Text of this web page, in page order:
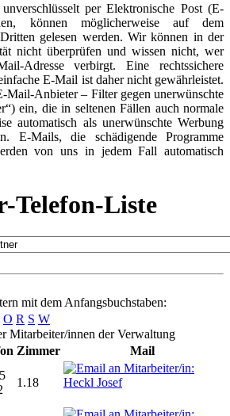
per Elektronische Post (E-
können möglicherweise auf dem
gelesen werden. Wir können in der
nicht überprüfen und wissen nicht, wer
Adresse verbirgt. Eine rechtssichere
E-Mail ist daher nicht gewährleistet.
Mail-Anbieter – Filter gegen unerwünschte
ein, die in seltenen Fällen auch normale
automatisch als unerwünschte Werbung
E-Mails, die schädigende Programme
von uns in jedem Fall automatisch
Telefon-Liste
mit dem Anfangsbuchstaben:
O R S W
Mitarbeiter/innen der Verwaltung
Zimmer
Mail
1.18